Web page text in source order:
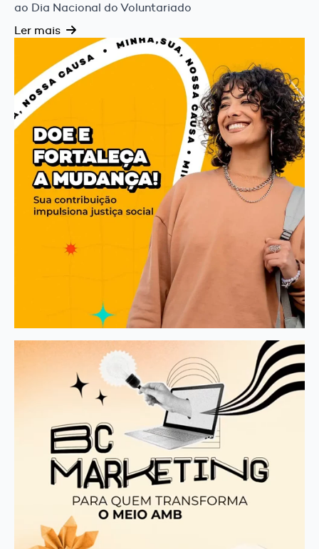
ao Dia Nacional do Voluntariado
Ler mais